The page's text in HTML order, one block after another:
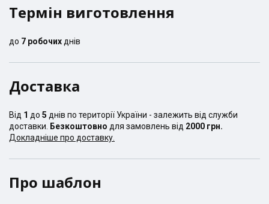
Термін виготовлення
до 7 робочих днів
Доставка
Від 1 до 5 днів по території України - залежить від служби
доставки.
Безкоштовно для замовлень від 2000 грн.
Докладніше про доставку.
Про шаблон